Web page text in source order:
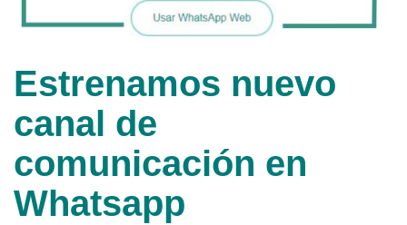
Estrenamos nuevo
canal de
comunicación en
Whatsapp